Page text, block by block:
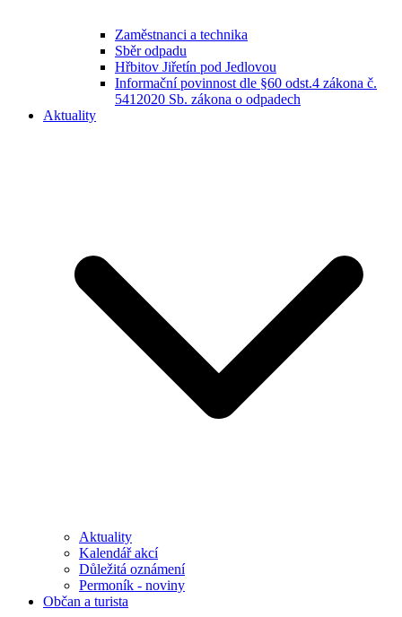
Zaměstnanci a technika
Sběr odpadu
Hřbitov Jiřetín pod Jedlovou
Informační povinnost dle §60 odst.4 zákona č.
5412020 Sb. zákona o odpadech
Aktuality
Aktuality
Kalendář akcí
Důležitá oznámení
Permoník - noviny
Občan a turista